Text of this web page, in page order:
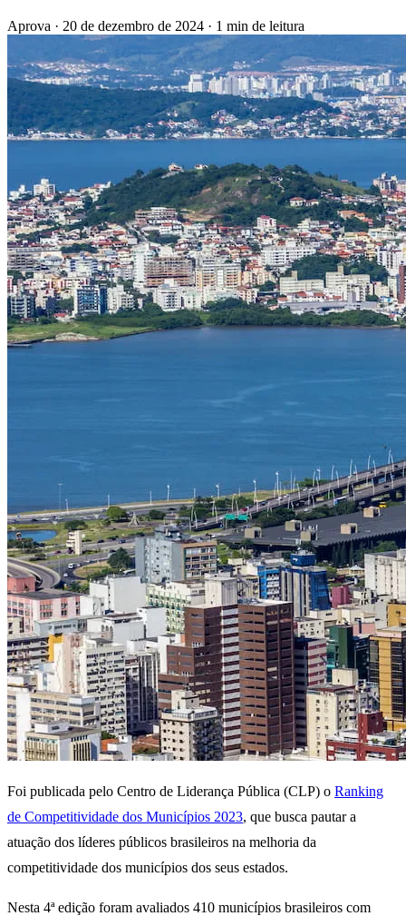
Aprova · 20 de dezembro de 2024 · 1 min de leitura
Foi publicada pelo Centro de Liderança Pública (CLP) o Ranking
de Competitividade dos Municípios 2023, que busca pautar a
atuação dos líderes públicos brasileiros na melhoria da
competitividade dos municípios dos seus estados.
Nesta 4ª edição foram avaliados 410 municípios brasileiros com